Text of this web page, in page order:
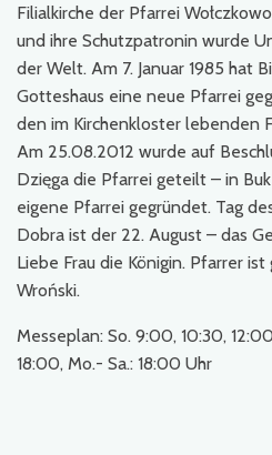
Filialkirche der Pfarrei
und ihre Schutzpatronin wurde
der Welt. Am 7. Januar 1985 hat
Gotteshaus eine neue Pfarrei
den im Kirchenkloster lebenden
Am 25.08.2012 wurde auf
Dzięga die Pfarrei geteilt – in
eigene Pfarrei gegründet. Tag
Dobra ist der 22. August – das
Liebe Frau die Königin. Pfarrer
Wroński.
Messeplan: So. 9:00, 10:30,
18:00, Mo.- Sa.: 18:00 Uhr